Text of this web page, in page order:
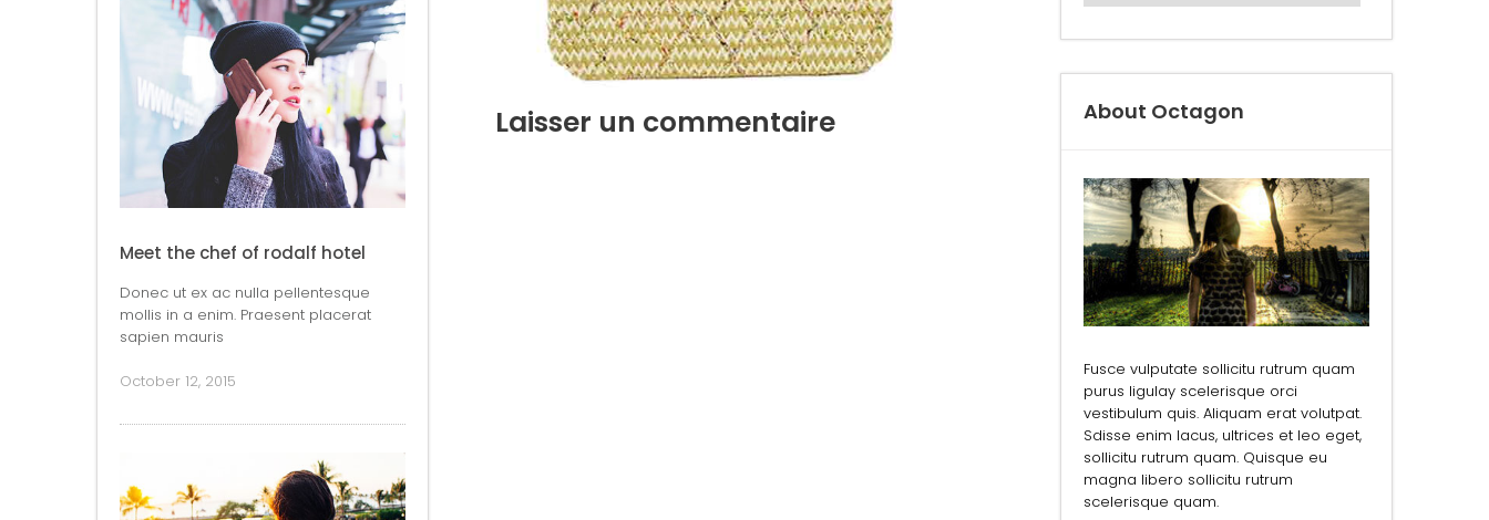
Meet the chef of rodalf hotel
Donec ut ex ac nulla pellentesque
mollis in a enim. Praesent placerat
sapien mauris
October 12, 2015
Laisser un commentaire About Octagon
Fusce vulputate sollicitu rutrum quam
purus ligulay scelerisque orci
vestibulum quis. Aliquam erat volutpat.
Sdisse enim lacus, ultrices et leo eget,
sollicitu rutrum quam. Quisque eu
magna libero sollicitu rutrum
scelerisque quam.